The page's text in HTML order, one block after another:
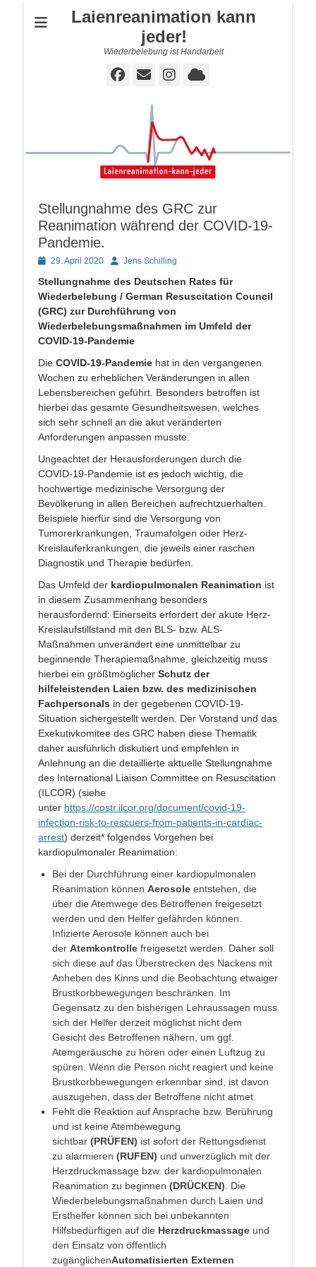
Laienreanimation kann
jeder!
Wiederbelebung ist Handarbeit
Facebook
E-
Instagram
Cloud
Stellungnahme des GRC zur
Reanimation während der COVID-19-
Pandemie.
Posted29. April 2020 AutorJens Schilling
Stellungnahme des Deutschen Rates für
Wiederbelebung / German Resuscitation Council
(GRC) zur Durchführung von
Wiederbelebungsmaßnahmen im Umfeld der
COVID-19-Pandemie
Die COVID-19-Pandemie hat in den vergangenen
Wochen zu erheblichen Veränderungen in allen
Lebensbereichen geführt. Besonders betroffen ist
hierbei das gesamte Gesundheitswesen, welches
sich sehr schnell an die akut veränderten
Anforderungen anpassen musste.
Ungeachtet der Herausforderungen durch die
COVID-19-Pandemie ist es jedoch wichtig, die
hochwertige medizinische Versorgung der
Bevölkerung in allen Bereichen aufrechtzuerhalten.
Beispiele hierfür sind die Versorgung von
Tumorerkrankungen, Traumafolgen oder Herz-
Kreislauferkrankungen, die jeweils einer raschen
Diagnostik und Therapie bedürfen.
Das Umfeld der kardiopulmonalen Reanimation ist
in diesem Zusammenhang besonders
herausfordernd: Einerseits erfordert der akute Herz-
Kreislaufstillstand mit den BLS- bzw. ALS-
Maßnahmen unverändert eine unmittelbar zu
beginnende Therapiemaßnahme, gleichzeitig muss
hierbei ein größtmöglicher Schutz der
hilfeleistenden Laien bzw. des medizinischen
Fachpersonals in der gegebenen COVID-19-
Situation sichergestellt werden. Der Vorstand und das
Exekutivkomitee des GRC haben diese Thematik
daher ausführlich diskutiert und empfehlen in
Anlehnung an die detaillierte aktuelle Stellungnahme
des International Liaison Committee on Resuscitation
(ILCOR) (siehe
unter https://costr.ilcor.org/document/covid-19-
infection-risk-to-rescuers-from-patients-in-cardiac-
arrest) derzeit* folgendes Vorgehen bei
kardiopulmonaler Reanimation:
Bei der Durchführung einer kardiopulmonalen
Reanimation können Aerosole entstehen, die
über die Atemwege des Betroffenen freigesetzt
werden und den Helfer gefährden können.
Infizierte Aerosole können auch bei
der Atemkontrolle freigesetzt werden. Daher soll
sich diese auf das Überstrecken des Nackens mit
Anheben des Kinns und die Beobachtung etwaiger
Brustkorbbewegungen beschränken. Im
Gegensatz zu den bisherigen Lehraussagen muss
sich der Helfer derzeit möglichst nicht dem
Gesicht des Betroffenen nähern, um ggf.
Atemgeräusche zu hören oder einen Luftzug zu
spüren. Wenn die Person nicht reagiert und keine
Brustkorbbewegungen erkennbar sind, ist davon
auszugehen, dass der Betroffene nicht atmet.
Fehlt die Reaktion auf Ansprache bzw. Berührung
und ist keine Atembewegung
sichtbar (PRÜFEN) ist sofort der Rettungsdienst
zu alarmieren (RUFEN) und unverzüglich mit der
Herzdruckmassage bzw. der kardiopulmonalen
Reanimation zu beginnen (DRÜCKEN). Die
Wiederbelebungsmaßnahmen durch Laien und
Ersthelfer können sich bei unbekannten
Hilfsbedürftigen auf die Herzdruckmassage und
den Einsatz von öffentlich
zugänglichenAutomatisierten Externen